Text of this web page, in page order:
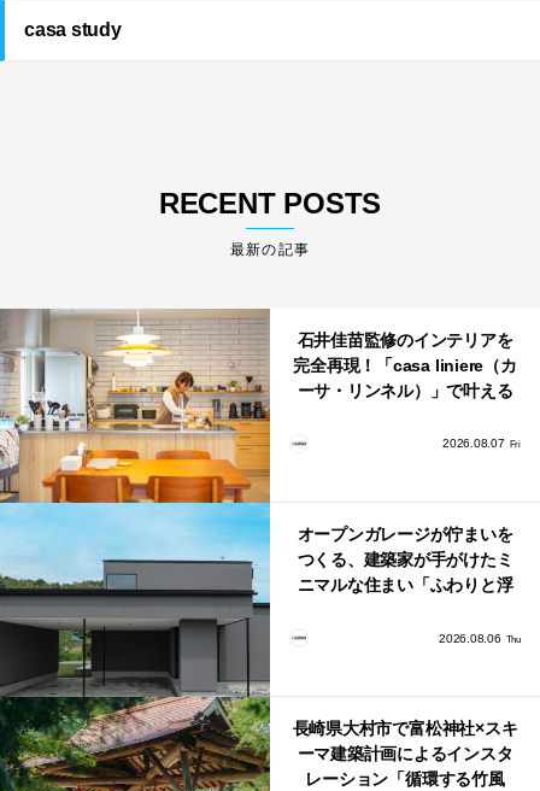
casa study
RECENT POSTS
最新の記事
石井佳苗監修のインテリアを
完全再現！「casa liniere（カ
ーサ・リンネル）」で叶える
2026.08.07 Fri
オープンガレージが佇まいを
つくる、建築家が手がけたミ
ニマルな住まい「ふわりと浮
2026.08.06 Thu
長崎県大村市で富松神社×スキ
ーマ建築計画によるインスタ
レーション「循環する竹風